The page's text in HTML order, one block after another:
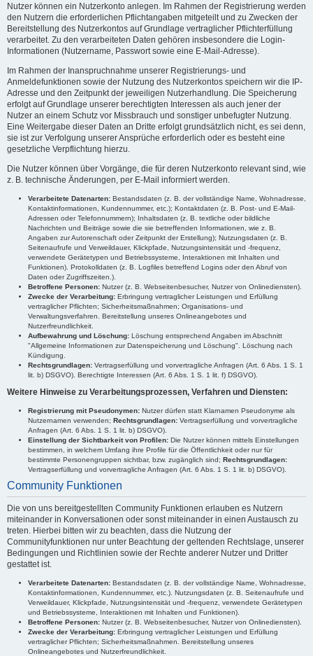
Nutzer können ein Nutzerkonto anlegen. Im Rahmen der Registrierung werden
den Nutzern die erforderlichen Pflichtangaben mitgeteilt und zu Zwecken der
Bereitstellung des Nutzerkontos auf Grundlage vertraglicher Pflichterfüllung
verarbeitet. Zu den verarbeiteten Daten gehören insbesondere die Login-
Informationen (Nutzername, Passwort sowie eine E-Mail-Adresse).
Im Rahmen der Inanspruchnahme unserer Registrierungs- und
Anmeldefunktionen sowie der Nutzung des Nutzerkontos speichern wir die IP-
Adresse und den Zeitpunkt der jeweiligen Nutzerhandlung. Die Speicherung
erfolgt auf Grundlage unserer berechtigten Interessen als auch jener der
Nutzer an einem Schutz vor Missbrauch und sonstiger unbefugter Nutzung.
Eine Weitergabe dieser Daten an Dritte erfolgt grundsätzlich nicht, es sei denn,
sie ist zur Verfolgung unserer Ansprüche erforderlich oder es besteht eine
gesetzliche Verpflichtung hierzu.
Die Nutzer können über Vorgänge, die für deren Nutzerkonto relevant sind, wie
z. B. technische Änderungen, per E-Mail informiert werden.
Verarbeitete Datenarten: Bestandsdaten (z. B. der vollständige Name, Wohnadresse,
Kontaktinformationen, Kundennummer, etc.); Kontaktdaten (z. B. Post- und E-Mail-
Adressen oder Telefonnummern); Inhaltsdaten (z. B. textliche oder bildliche
Nachrichten und Beiträge sowie die sie betreffenden Informationen, wie z. B.
Angaben zur Autorenschaft oder Zeitpunkt der Erstellung); Nutzungsdaten (z. B.
Seitenaufrufe und Verweildauer, Klickpfade, Nutzungsintensität und -frequenz,
verwendete Gerätetypen und Betriebssysteme, Interaktionen mit Inhalten und
Funktionen). Protokolldaten (z. B. Logfiles betreffend Logins oder den Abruf von
Daten oder Zugriffszeiten.).
Betroffene Personen: Nutzer (z. B. Webseitenbesucher, Nutzer von Onlinediensten).
Zwecke der Verarbeitung: Erbringung vertraglicher Leistungen und Erfüllung
vertraglicher Pflichten; Sicherheitsmaßnahmen; Organisations- und
Verwaltungsverfahren. Bereitstellung unseres Onlineangebotes und
Nutzerfreundlichkeit.
Aufbewahrung und Löschung: Löschung entsprechend Angaben im Abschnitt
"Allgemeine Informationen zur Datenspeicherung und Löschung". Löschung nach
Kündigung.
Rechtsgrundlagen: Vertragserfüllung und vorvertragliche Anfragen (Art. 6 Abs. 1 S. 1
lit. b) DSGVO). Berechtigte Interessen (Art. 6 Abs. 1 S. 1 lit. f) DSGVO).
Weitere Hinweise zu Verarbeitungsprozessen, Verfahren und Diensten:
Registrierung mit Pseudonymen: Nutzer dürfen statt Klarnamen Pseudonyme als
Nutzernamen verwenden; Rechtsgrundlagen: Vertragserfüllung und vorvertragliche
Anfragen (Art. 6 Abs. 1 S. 1 lit. b) DSGVO).
Einstellung der Sichtbarkeit von Profilen: Die Nutzer können mittels Einstellungen
bestimmen, in welchem Umfang ihre Profile für die Öffentlichkeit oder nur für
bestimmte Personengruppen sichtbar, bzw. zugänglich sind; Rechtsgrundlagen:
Vertragserfüllung und vorvertragliche Anfragen (Art. 6 Abs. 1 S. 1 lit. b) DSGVO).
Community Funktionen
Die von uns bereitgestellten Community Funktionen erlauben es Nutzern
miteinander in Konversationen oder sonst miteinander in einen Austausch zu
treten. Hierbei bitten wir zu beachten, dass die Nutzung der
Communityfunktionen nur unter Beachtung der geltenden Rechtslage, unserer
Bedingungen und Richtlinien sowie der Rechte anderer Nutzer und Dritter
gestattet ist.
Verarbeitete Datenarten: Bestandsdaten (z. B. der vollständige Name, Wohnadresse,
Kontaktinformationen, Kundennummer, etc.). Nutzungsdaten (z. B. Seitenaufrufe und
Verweildauer, Klickpfade, Nutzungsintensität und -frequenz, verwendete Gerätetypen
und Betriebssysteme, Interaktionen mit Inhalten und Funktionen).
Betroffene Personen: Nutzer (z. B. Webseitenbesucher, Nutzer von Onlinediensten).
Zwecke der Verarbeitung: Erbringung vertraglicher Leistungen und Erfüllung
vertraglicher Pflichten; Sicherheitsmaßnahmen. Bereitstellung unseres
Onlineangebotes und Nutzerfreundlichkeit.